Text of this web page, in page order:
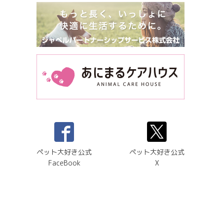
ペット大好き公式
FaceBook
ペット大好き公式
X